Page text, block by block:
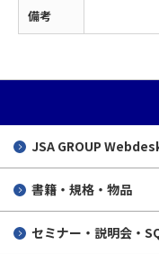
備考
JSA GROUP
書籍・規格・物品
セミナー・説明会・